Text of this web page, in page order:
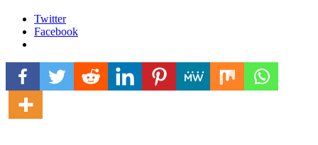
Twitter
Facebook